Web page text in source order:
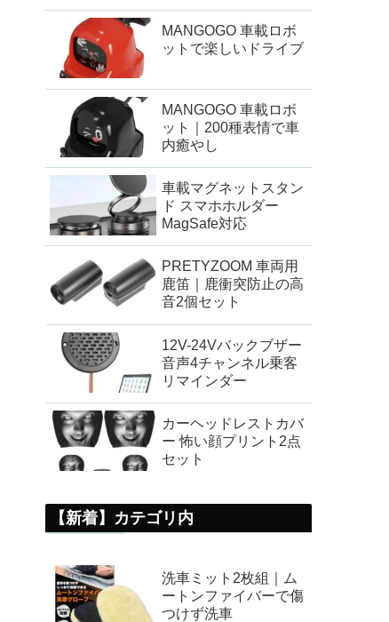
MANGOGO 車載ロボ
ットで楽しいドライブ
MANGOGO 車載ロボ
ット｜200種表情で車
内癒やし
車載マグネットスタン
ド スマホホルダー
MagSafe対応
PRETYZOOM 車両用
鹿笛｜鹿衝突防止の高
音2個セット
12V-24Vバックブザー
音声4チャンネル乗客
リマインダー
カーヘッドレストカバ
ー 怖い顔プリント2点
セット
【新着】カテゴリ内
洗車ミット2枚組｜ム
ートンファイバーで傷
つけず洗車